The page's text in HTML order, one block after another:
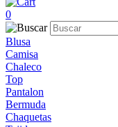
0
Blusa
Camisa
Chaleco
Top
Pantalon
Bermuda
Chaquetas